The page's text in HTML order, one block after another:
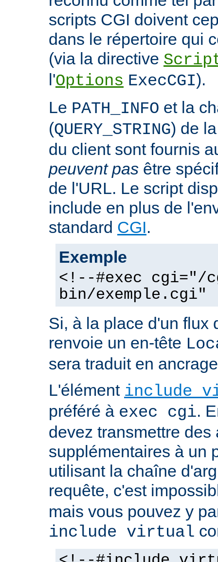
scripts CGI doivent
dans le répertoire qui
(via la directive
l'Options ExecCGI).
Le PATH_INFO et la
(QUERY_STRING) de
du client sont fournis
peuvent pas être
de l'URL. Le script
include en plus de
standard CGI.
Exemple
<!--#exec cgi="/
bin/exemple.cgi"
Si, à la place d'un flux
renvoie un en-tête
sera traduit en
L'élément include
préféré à exec cgi.
devez transmettre des
supplémentaires à un
utilisant la chaîne
requête, c'est
mais vous pouvez y
include virtual